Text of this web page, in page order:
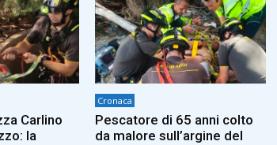
Carlino
la
Cronaca
Pescatore di 65 anni colto
da malore sull’argine del